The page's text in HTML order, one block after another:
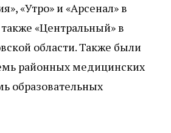
«Утро» и «Арсенал» в
«Центральный» в
области. Также были
районных медицинских
образовательных